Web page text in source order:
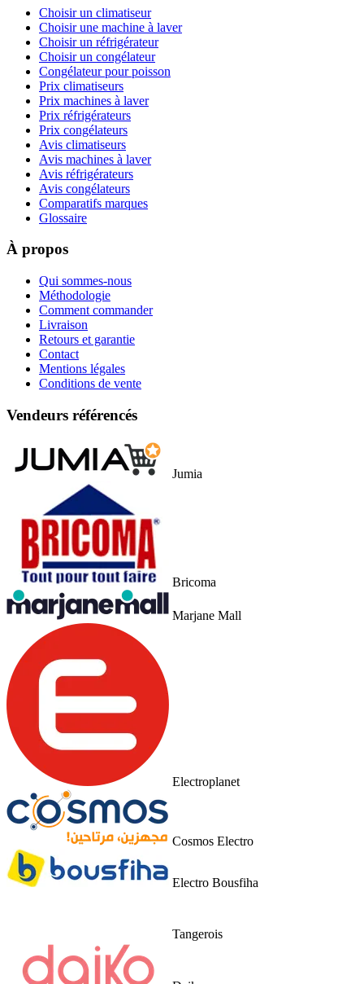
Choisir un climatiseur
Choisir une machine à laver
Choisir un réfrigérateur
Choisir un congélateur
Congélateur pour poisson
Prix climatiseurs
Prix machines à laver
Prix réfrigérateurs
Prix congélateurs
Avis climatiseurs
Avis machines à laver
Avis réfrigérateurs
Avis congélateurs
Comparatifs marques
Glossaire
À propos
Qui sommes-nous
Méthodologie
Comment commander
Livraison
Retours et garantie
Contact
Mentions légales
Conditions de vente
Vendeurs référencés
Jumia
Bricoma
Marjane Mall
Electroplanet
Cosmos Electro
Electro Bousfiha
Tangerois